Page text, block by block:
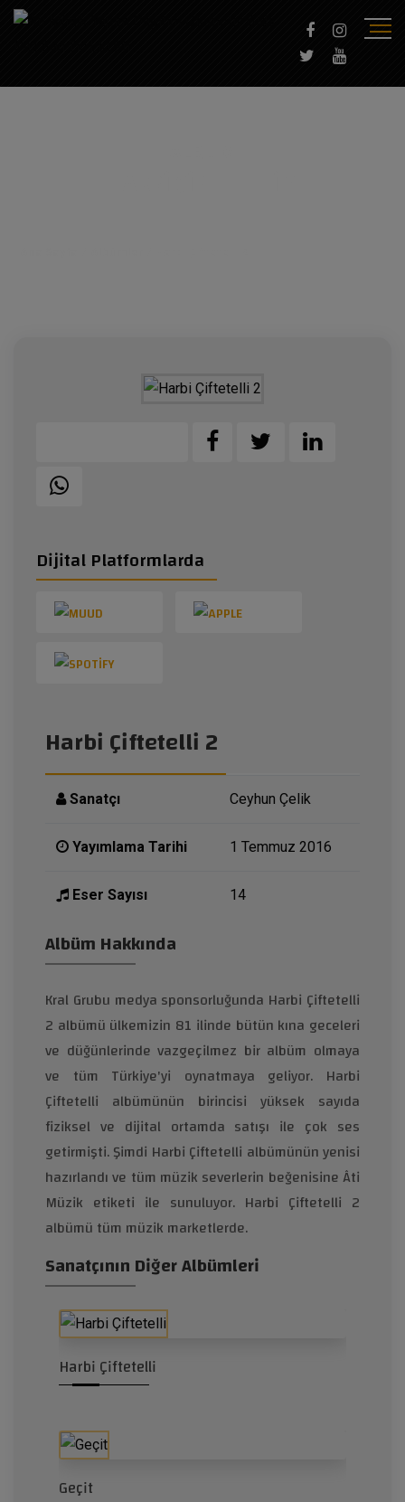
Dijital Platformlarda
Harbi Çiftetelli 2
Sanatçı Ceyhun Çelik
Yayımlama Tarihi 1 Temmuz 2016
Eser Sayısı 14
Albüm Hakkında
Kral Grubu medya sponsorluğunda Harbi Çiftetelli
2 albümü ülkemizin 81 ilinde bütün kına geceleri
ve düğünlerinde vazgeçilmez bir albüm olmaya
ve tüm Türkiye'yi oynatmaya geliyor. Harbi
Çiftetelli albümünün birincisi yüksek sayıda
fiziksel ve dijital ortamda satışı ile çok ses
getirmişti. Şimdi Harbi Çiftetelli albümünün yenisi
hazırlandı ve tüm müzik severlerin beğenisine Âti
Müzik etiketi ile sunuluyor. Harbi Çiftetelli 2
albümü tüm müzik marketlerde.
Sanatçının Diğer Albümleri
Harbi Çiftetelli
Geçit